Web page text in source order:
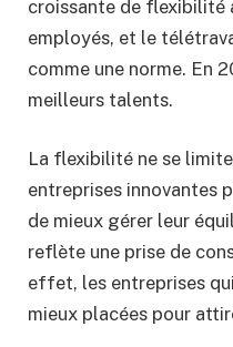
croissante de flexibilité
employés, et le
comme une norme. En
meilleurs talents.
La flexibilité ne se
entreprises innovantes
de mieux gérer leur
reflète une prise de
effet, les entreprises
mieux placées pour